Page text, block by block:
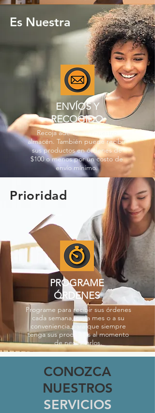
Es Nuestra
ENVÍOS Y
RECOGIDO
Recoja además en nuestro
almacén. También puede recibir
sus productos en órdenes de
$100 o menos por un costo de
envío mínimo.
Prioridad
PROGRAME
ÓRDENES
Programe para recibir sus órdenes
cada semana, cada mes o a su
conveniencia para que siempre
tenga sus productos al momento
de necesitarlos.
CONOZCA
NUESTROS
SERVICIOS